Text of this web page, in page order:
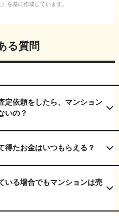
を基に作成しています。
る質問
定依頼をしたら、マンション
いの？
得たお金はいつもらえる？
いる場合でもマンションは売